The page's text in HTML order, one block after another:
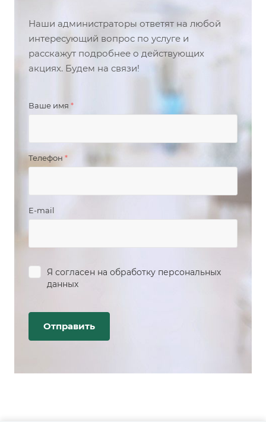
Наши администраторы ответят на любой
интересующий вопрос по услуге и
расскажут подробнее о действующих
акциях. Будем на связи!
Ваше имя *
Телефон *
E-mail
Я согласен на обработку персональных
данных